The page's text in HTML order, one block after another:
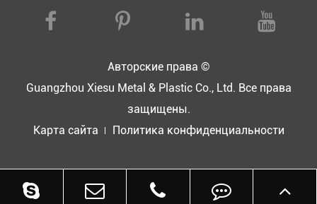
Авторские права ©
Guangzhou Xiesu Metal & Plastic Co., Ltd. Все права
защищены.
Карта сайта
Политика конфиденциальности